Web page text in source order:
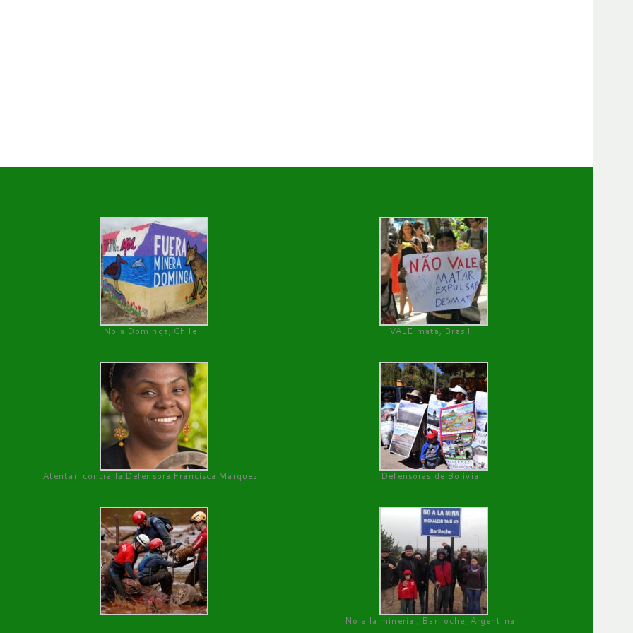
No a Dominga, Chile
VALE mata, Brasil
Atentan contra la Defensora Francisca Márquez Defensoras de Bolivia
No a la minería , Bariloche, Argentina